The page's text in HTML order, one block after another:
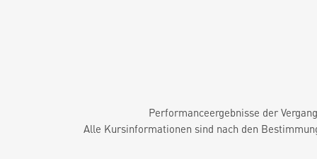
Performanceergebnisse der
Alle Kursinformationen sind nach den